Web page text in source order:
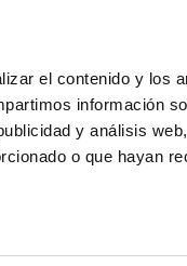
el contenido y los
información
y análisis
o que hayan